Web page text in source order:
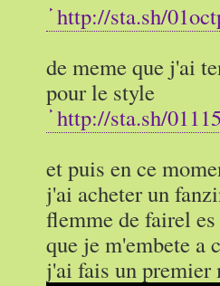
http://sta.sh/
de meme que j'ai
pour le style
http://sta.sh/
et puis en ce
j'ai acheter un
flemme de fairel
que je m'embete a
j'ai fais un premier